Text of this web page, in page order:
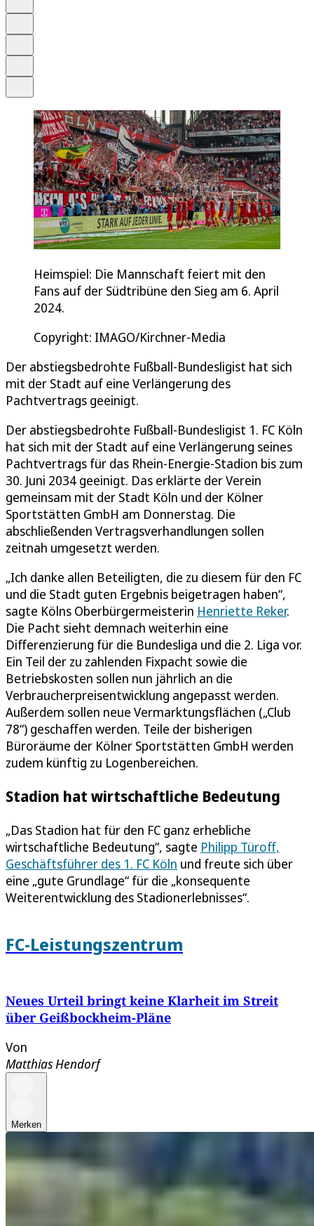
Heimspiel: Die Mannschaft feiert mit den
Fans auf der Südtribüne den Sieg am 6. April
2024.
Copyright: IMAGO/Kirchner-Media
Der abstiegsbedrohte Fußball-Bundesligist hat sich
mit der Stadt auf eine Verlängerung des
Pachtvertrags geeinigt.
Der abstiegsbedrohte Fußball-Bundesligist 1. FC Köln
hat sich mit der Stadt auf eine Verlängerung seines
Pachtvertrags für das Rhein-Energie-Stadion bis zum
30. Juni 2034 geeinigt. Das erklärte der Verein
gemeinsam mit der Stadt Köln und der Kölner
Sportstätten GmbH am Donnerstag. Die
abschließenden Vertragsverhandlungen sollen
zeitnah umgesetzt werden.
„Ich danke allen Beteiligten, die zu diesem für den FC
und die Stadt guten Ergebnis beigetragen haben“,
sagte Kölns Oberbürgermeisterin Henriette Reker.
Die Pacht sieht demnach weiterhin eine
Differenzierung für die Bundesliga und die 2. Liga vor.
Ein Teil der zu zahlenden Fixpacht sowie die
Betriebskosten sollen nun jährlich an die
Verbraucherpreisentwicklung angepasst werden.
Außerdem sollen neue Vermarktungsflächen („Club
78“) geschaffen werden. Teile der bisherigen
Büroräume der Kölner Sportstätten GmbH werden
zudem künftig zu Logenbereichen.
Stadion hat wirtschaftliche Bedeutung
„Das Stadion hat für den FC ganz erhebliche
wirtschaftliche Bedeutung“, sagte Philipp Türoff,
Geschäftsführer des 1. FC Köln und freute sich über
eine „gute Grundlage“ für die „konsequente
Weiterentwicklung des Stadionerlebnisses“.
FC-Leistungszentrum
Neues Urteil bringt keine Klarheit im Streit
über Geißbockheim-Pläne
Von
Matthias Hendorf
Merken